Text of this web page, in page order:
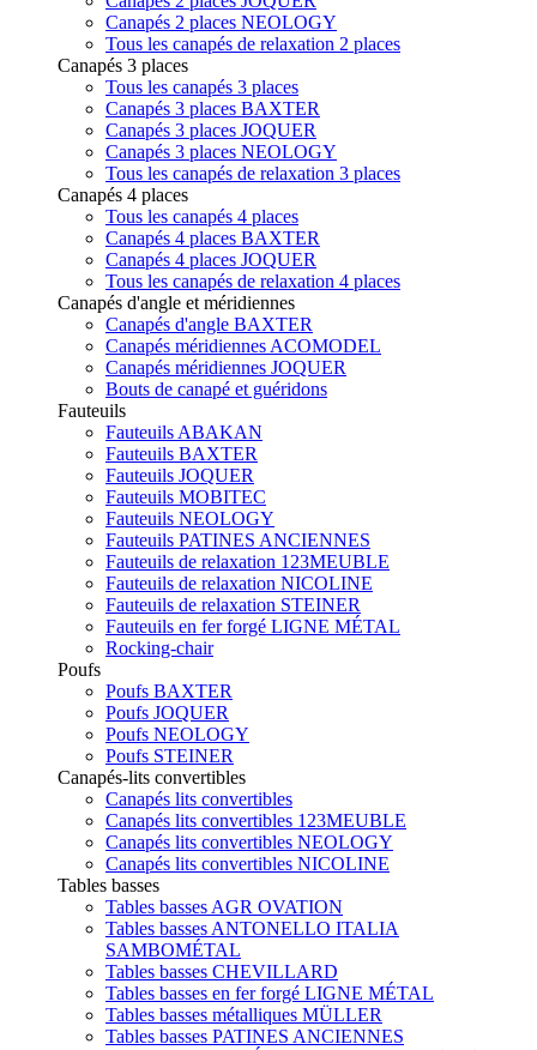
Canapés 2 places NEOLOGY
Tous les canapés de relaxation 2 places
Canapés 3 places
Tous les canapés 3 places
Canapés 3 places BAXTER
Canapés 3 places JOQUER
Canapés 3 places NEOLOGY
Tous les canapés de relaxation 3 places
Canapés 4 places
Tous les canapés 4 places
Canapés 4 places BAXTER
Canapés 4 places JOQUER
Tous les canapés de relaxation 4 places
Canapés d'angle et méridiennes
Canapés d'angle BAXTER
Canapés méridiennes ACOMODEL
Canapés méridiennes JOQUER
Bouts de canapé et guéridons
Fauteuils
Fauteuils ABAKAN
Fauteuils BAXTER
Fauteuils JOQUER
Fauteuils MOBITEC
Fauteuils NEOLOGY
Fauteuils PATINES ANCIENNES
Fauteuils de relaxation 123MEUBLE
Fauteuils de relaxation NICOLINE
Fauteuils de relaxation STEINER
Fauteuils en fer forgé LIGNE MÉTAL
Rocking-chair
Poufs
Poufs BAXTER
Poufs JOQUER
Poufs NEOLOGY
Poufs STEINER
Canapés-lits convertibles
Canapés lits convertibles
Canapés lits convertibles 123MEUBLE
Canapés lits convertibles NEOLOGY
Canapés lits convertibles NICOLINE
Tables basses
Tables basses AGR OVATION
Tables basses ANTONELLO ITALIA
SAMBOMÉTAL
Tables basses CHEVILLARD
Tables basses en fer forgé LIGNE MÉTAL
Tables basses métalliques MÜLLER
Tables basses PATINES ANCIENNES